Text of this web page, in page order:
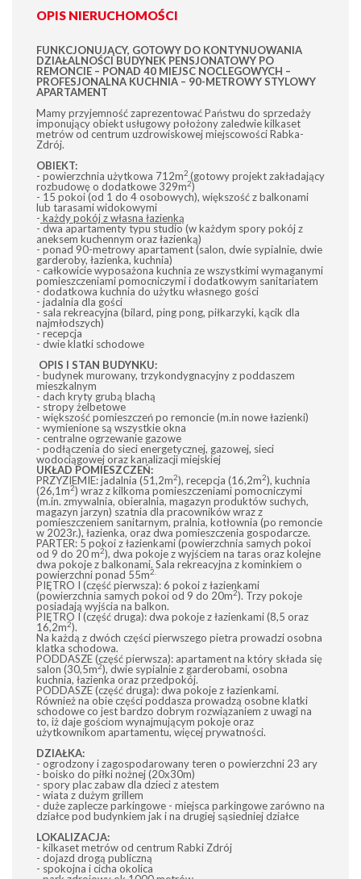
OPIS NIERUCHOMOŚCI
FUNKCJONUJĄCY, GOTOWY DO KONTYNUOWANIA
DZIAŁALNOŚCI BUDYNEK PENSJONATOWY PO
REMONCIE – PONAD 40 MIEJSC NOCLEGOWYCH –
PROFESJONALNA KUCHNIA – 90-METROWY STYLOWY
APARTAMENT
Mamy przyjemność zaprezentować Państwu do sprzedaży
imponujący obiekt usługowy położony zaledwie kilkaset
metrów od centrum uzdrowiskowej miejscowości Rabka-
Zdrój.
OBIEKT:
- powierzchnia użytkowa 712m2 (gotowy projekt zakładający
rozbudowę o dodatkowe 329m2)
- 15 pokoi (od 1 do 4 osobowych), większość z balkonami
lub tarasami widokowymi
- każdy pokój z własna łazienką
- dwa apartamenty typu studio (w każdym spory pokój z
aneksem kuchennym oraz łazienką)
- ponad 90-metrowy apartament (salon, dwie sypialnie, dwie
garderoby, łazienka, kuchnia)
- całkowicie wyposażona kuchnia ze wszystkimi wymaganymi
pomieszczeniami pomocniczymi i dodatkowym sanitariatem
- dodatkowa kuchnia do użytku własnego gości
- jadalnia dla gości
- sala rekreacyjna (bilard, ping pong, piłkarzyki, kącik dla
najmłodszych)
- recepcja
- dwie klatki schodowe
OPIS I STAN BUDYNKU:
- budynek murowany, trzykondygnacyjny z poddaszem
mieszkalnym
- dach kryty grubą blachą
- stropy żelbetowe
- większość pomieszczeń po remoncie (m.in nowe łazienki)
- wymienione są wszystkie okna
- centralne ogrzewanie gazowe
- podłączenia do sieci energetycznej, gazowej, sieci
wodociągowej oraz kanalizacji miejskiej
UKŁAD POMIESZCZEŃ:
PRZYZIEMIE: jadalnia (51,2m2), recepcja (16,2m2), kuchnia
(26,1m2) wraz z kilkoma pomieszczeniami pomocniczymi
(m.in. zmywalnia, obieralnia, magazyn produktów suchych,
magazyn jarzyn) szatnia dla pracowników wraz z
pomieszczeniem sanitarnym, pralnia, kotłownia (po remoncie
w 2023r.), łazienka, oraz dwa pomieszczenia gospodarcze.
PARTER: 5 pokoi z łazienkami (powierzchnia samych pokoi
od 9 do 20 m2), dwa pokoje z wyjściem na taras oraz kolejne
dwa pokoje z balkonami. Sala rekreacyjna z kominkiem o
powierzchni ponad 55m2.
PIĘTRO I (część pierwsza): 6 pokoi z łazienkami
(powierzchnia samych pokoi od 9 do 20m2). Trzy pokoje
posiadają wyjścia na balkon.
PIĘTRO I (część druga): dwa pokoje z łazienkami (8,5 oraz
16,2m2).
Na każdą z dwóch części pierwszego pietra prowadzi osobna
klatka schodowa.
PODDASZE (część pierwsza): apartament na który składa się
salon (30,5m2), dwie sypialnie z garderobami, osobna
kuchnia, łazienka oraz przedpokój.
PODDASZE (część druga): dwa pokoje z łazienkami.
Również na obie części poddasza prowadzą osobne klatki
schodowe co jest bardzo dobrym rozwiązaniem z uwagi na
to, iż daje gościom wynajmującym pokoje oraz
użytkownikom apartamentu, więcej prywatności.
DZIAŁKA:
- ogrodzony i zagospodarowany teren o powierzchni 23 ary
- boisko do piłki nożnej (20x30m)
- spory plac zabaw dla dzieci z atestem
- wiata z dużym grillem
- duże zaplecze parkingowe - miejsca parkingowe zarówno na
działce pod budynkiem jak i na drugiej sąsiedniej działce
LOKALIZACJA:
- kilkaset metrów od centrum Rabki Zdrój
- dojazd drogą publiczną
- spokojna i cicha okolica